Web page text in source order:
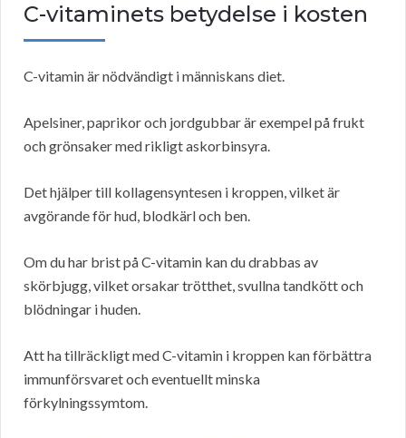
C-vitaminets betydelse i kosten
C-vitamin är nödvändigt i människans diet.
Apelsiner, paprikor och jordgubbar är exempel på frukt
och grönsaker med rikligt askorbinsyra.
Det hjälper till kollagensyntesen i kroppen, vilket är
avgörande för hud, blodkärl och ben.
Om du har brist på C-vitamin kan du drabbas av
skörbjugg, vilket orsakar trötthet, svullna tandkött och
blödningar i huden.
Att ha tillräckligt med C-vitamin i kroppen kan förbättra
immunförsvaret och eventuellt minska
förkylningssymtom.